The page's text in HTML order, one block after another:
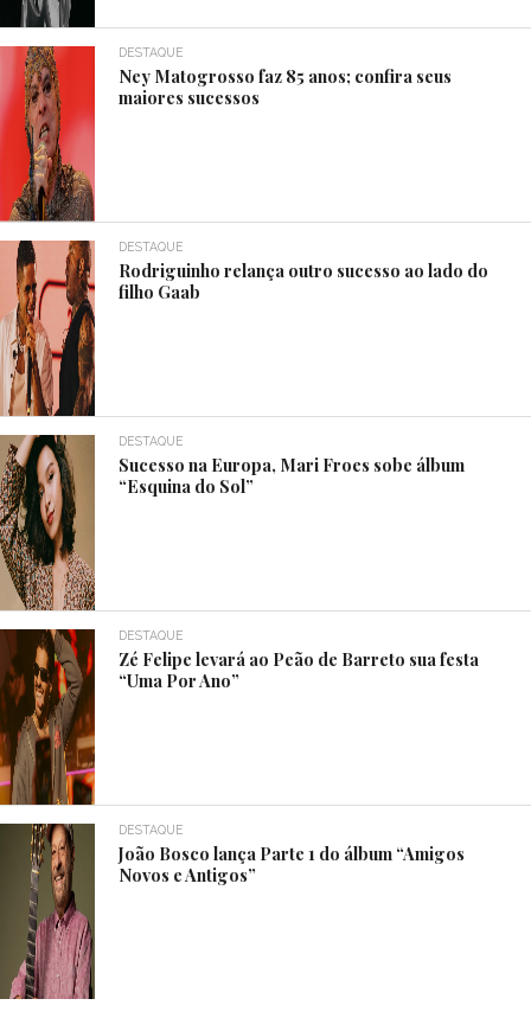
DESTAQUE
Ney Matogrosso faz 85 anos; confira seus
maiores sucessos
DESTAQUE
Rodriguinho relança outro sucesso ao lado do
filho Gaab
DESTAQUE
Sucesso na Europa, Mari Froes sobe álbum
“Esquina do Sol”
DESTAQUE
Zé Felipe levará ao Peão de Barreto sua festa
“Uma Por Ano”
DESTAQUE
João Bosco lança Parte 1 do álbum “Amigos
Novos e Antigos”